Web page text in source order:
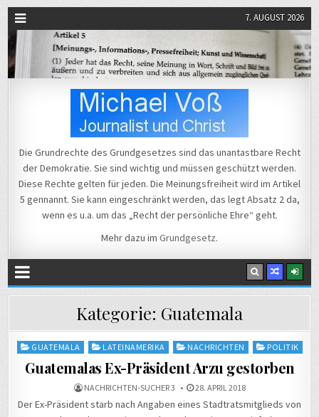
7. AUGUST 2026
Michael Voß
Die Grundrechte des Grundgesetzes sind das unantastbare Recht
der Demokratie. Sie sind wichtig und müssen geschützt werden.
Diese Rechte gelten für jeden. Die Meinungsfreiheit wird im Artikel
5 gennannt. Sie kann eingeschränkt werden, das legt Absatz 2 da,
wenn es u.a. um das „Recht der persönliche Ehre“ geht.
Mehr dazu im Grundgesetz.
Kategorie: Guatemala
Posted
GUATEMALA LATEINAMERIKA NACHRICHTEN POLITIK
Guatemalas Ex-Präsident Arzu gestorben
NACHRICHTEN-SUCHER 3 28. APRIL 2018
Der Ex-Präsident starb nach Angaben eines Stadtratsmitglieds von